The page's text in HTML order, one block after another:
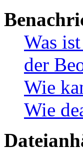
Was
der
Wie
Wie